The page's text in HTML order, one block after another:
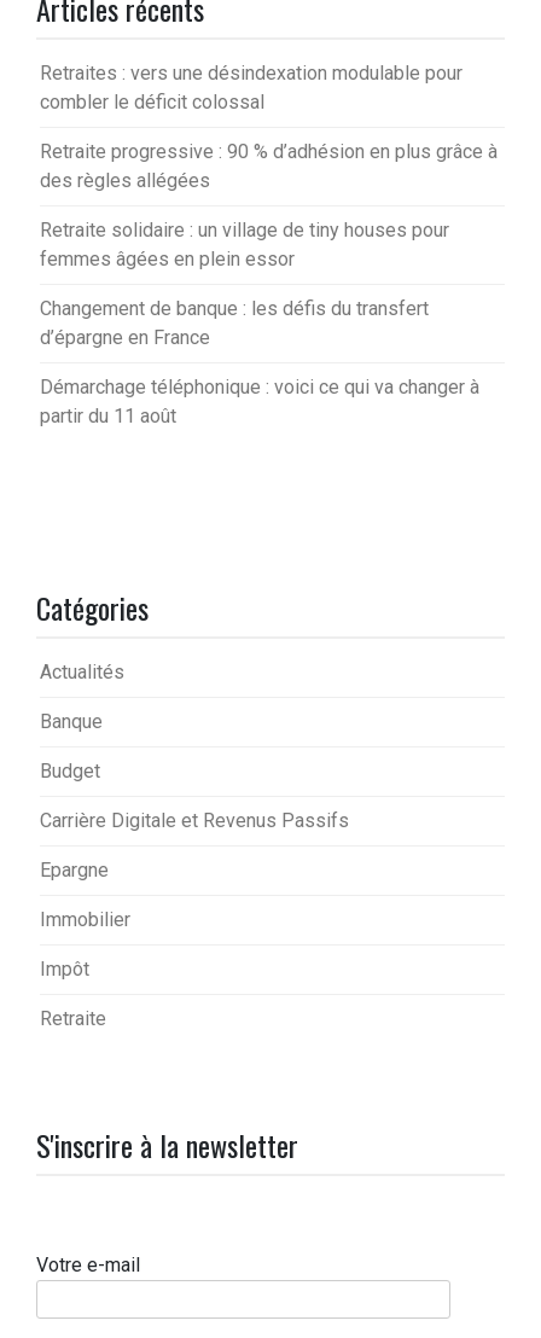
Retraites : vers une désindexation modulable pour
combler le déficit colossal
Retraite progressive : 90 % d’adhésion en plus grâce à
des règles allégées
Retraite solidaire : un village de tiny houses pour
femmes âgées en plein essor
Changement de banque : les défis du transfert
d’épargne en France
Démarchage téléphonique : voici ce qui va changer à
partir du 11 août
Catégories
Actualités
Banque
Budget
Carrière Digitale et Revenus Passifs
Epargne
Immobilier
Impôt
Retraite
S'inscrire à la newsletter
Votre e-mail